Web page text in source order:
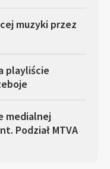
muzyki przez
playliście
medialnej
Podział MTVA